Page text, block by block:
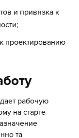
и привязка к
проектированию
рабочую
на старте
та